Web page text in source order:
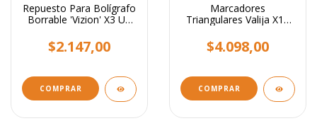
Repuesto Para Bolígrafo
Borrable 'Vizion' X3 Un
$2.147,00
Marcadores
Triangulares Valija X12
$4.098,00